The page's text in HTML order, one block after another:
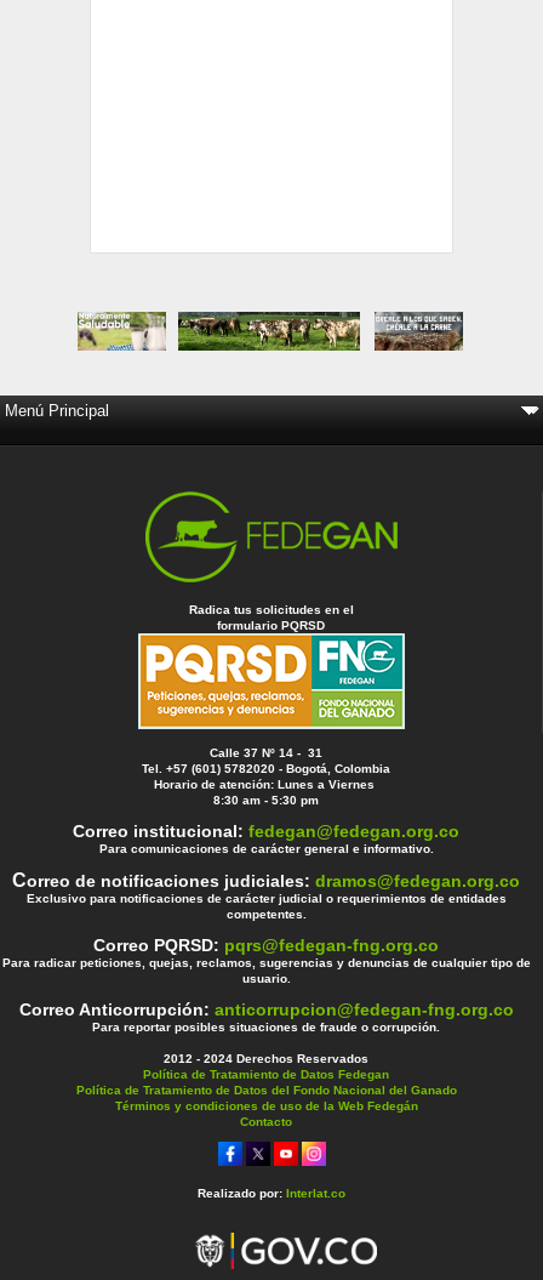
Radica tus solicitudes en el
formulario PQRSD
Calle 37 Nº 14 - 31
Tel. +57 (601) 5782020 - Bogotá, Colombia
Horario de atención: Lunes a Viernes
8:30 am - 5:30 pm
Correo institucional:fedegan@fedegan.org.co
Para comunicaciones de carácter general e informativo.
Correo de notificaciones judiciales:dramos@fedegan.org.co
Exclusivo para notificaciones de carácter judicial o requerimientos de entidades
competentes.
Correo PQRSD: pqrs@fedegan-fng.org.co
Para radicar peticiones, quejas, reclamos, sugerencias y denuncias de cualquier tipo de
usuario.
Correo Anticorrupción: anticorrupcion@fedegan-fng.org.co
Para reportar posibles situaciones de fraude o corrupción.
2012 - 2024 Derechos Reservados
Política de Tratamiento de Datos Fedegan
Política de Tratamiento de Datos del Fondo Nacional del Ganado
Términos y condiciones de uso de la Web Fedegán
Contacto
Realizado por: Interlat.co